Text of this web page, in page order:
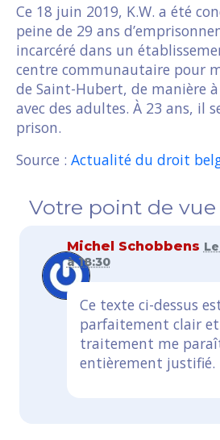
Ce 18 juin 2019, K.W. a été
peine de 29 ans
incarcéré dans un
centre communautaire pour
de Saint-Hubert, de manière
avec des adultes. À 23 ans, il
prison.
Source : Actualité du droit
Votre point de vue
Michel Schobbens
à 18:30
Ce texte ci-dessus
parfaitement clair
traitement me
entièrement justifié.